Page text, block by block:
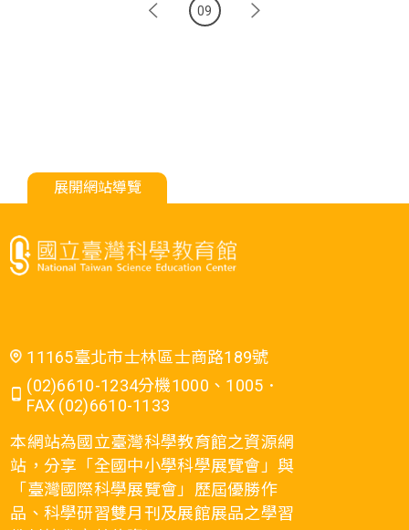
09
展開網站導覽
11165臺北市士林區士商路189號
(02)6610-1234分機1000、1005．
FAX (02)6610-1133
本網站為國立臺灣科學教育館之資源網
站，分享「全國中小學科學展覽會」與
「臺灣國際科學展覽會」歷屆優勝作
品、科學研習雙月刊及展館展品之學習